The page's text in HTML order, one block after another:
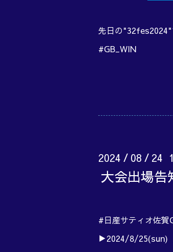
先日の"32fes2024"
#GB_WIN
2024 / 08 / 24
大会出場告
#日産サティオ佐賀
▶2024/8/25(sun)